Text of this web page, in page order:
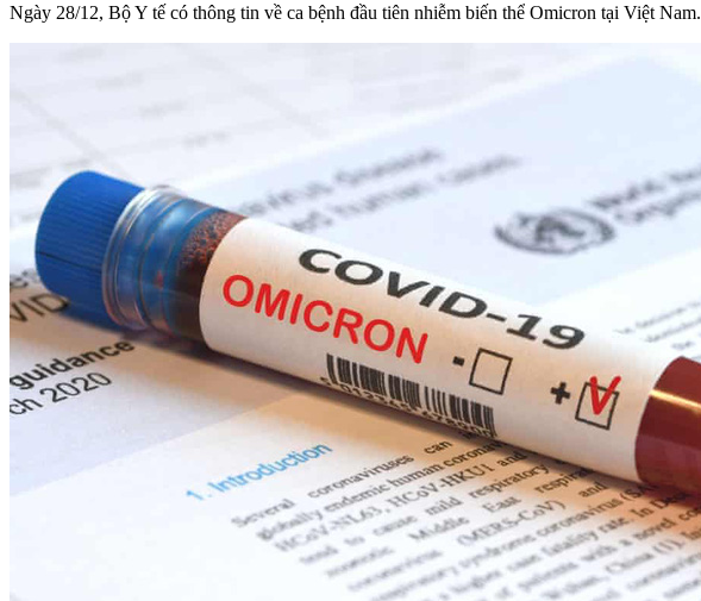
Ngày 28/12, Bộ Y tế có thông tin về ca bệnh đầu tiên nhiễm biến thể Omicron tại Việt Nam.